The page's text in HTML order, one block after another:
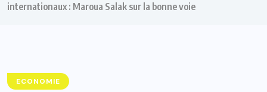
internationaux : Maroua Salak sur la bonne voie
ECONOMIE